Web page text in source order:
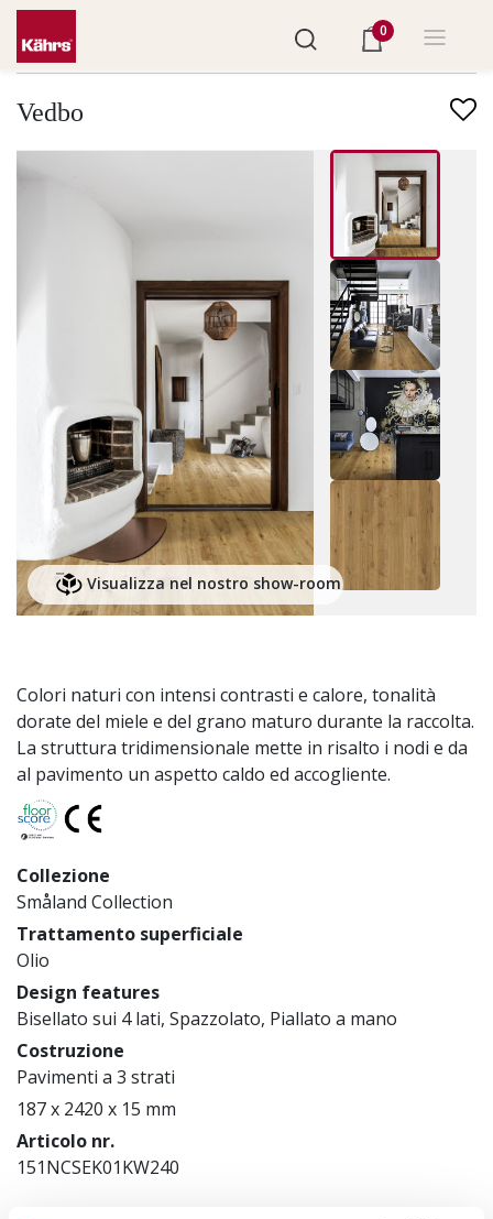
0
Trova un altro pavimento
Vedbo
Visualizza nel nostro show-room
Colori naturi con intensi contrasti e calore, tonalità
dorate del miele e del grano maturo durante la raccolta.
La struttura tridimensionale mette in risalto i nodi e da
al pavimento un aspetto caldo ed accogliente.
Collezione
Småland Collection
Trattamento superficiale
Olio
Design features
Bisellato sui 4 lati, Spazzolato, Piallato a mano
Costruzione
Pavimenti a 3 strati
187 x 2420 x 15 mm
Articolo nr.
151NCSEK01KW240